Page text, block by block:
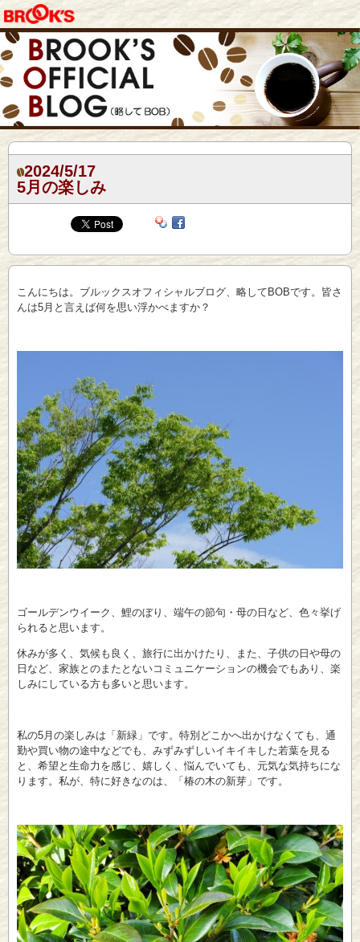
2024/5/17
5月の楽しみ
こんにちは。ブルックスオフィシャルブログ、略してBOBです。皆さ
んは5月と言えば何を思い浮かべますか？
ゴールデンウイーク、鯉のぼり、端午の節句・母の日など、色々挙げ
られると思います。
休みが多く、気候も良く、旅行に出かけたり、また、子供の日や母の
日など、家族とのまたとないコミュニケーションの機会でもあり、楽
しみにしている方も多いと思います。
私の5月の楽しみは「新緑」です。特別どこかへ出かけなくても、通
勤や買い物の途中などでも、みずみずしいイキイキした若葉を見る
と、希望と生命力を感じ、嬉しく、悩んでいても、元気な気持ちにな
ります。私が、特に好きなのは、「椿の木の新芽」です。